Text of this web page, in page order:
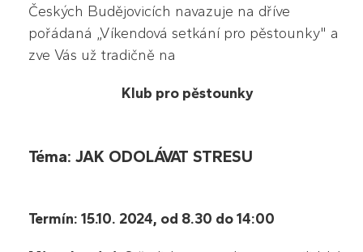
Českých Budějovicích navazuje na dříve
pořádaná „Víkendová setkání pro pěstounky" a
zve Vás už tradičně na
Klub pro pěstounky
Téma: JAK ODOLÁVAT STRESU
Termín: 15.10. 2024, od 8.30 do 14:00